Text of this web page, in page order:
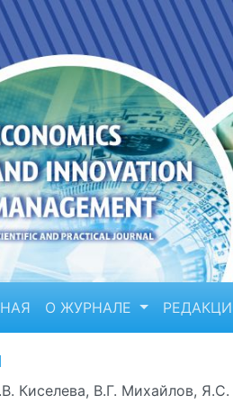
О ЖУРНАЛЕ
Киселева, В.Г. Михайлов,